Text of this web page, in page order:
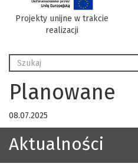
Projekty unijne w trakcie
realizacji
Wyszukaj
Planowane
08.07.2025
Aktualności